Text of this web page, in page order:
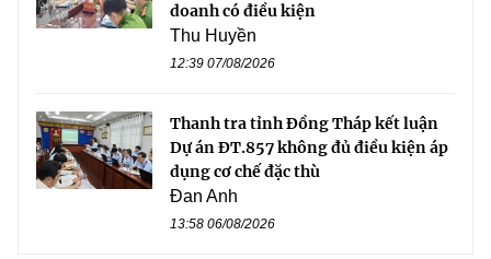
doanh có điều kiện
Thu Huyền
12:39 07/08/2026
Thanh tra tỉnh Đồng Tháp kết luận
Dự án ĐT.857 không đủ điều kiện áp
dụng cơ chế đặc thù
Đan Anh
13:58 06/08/2026